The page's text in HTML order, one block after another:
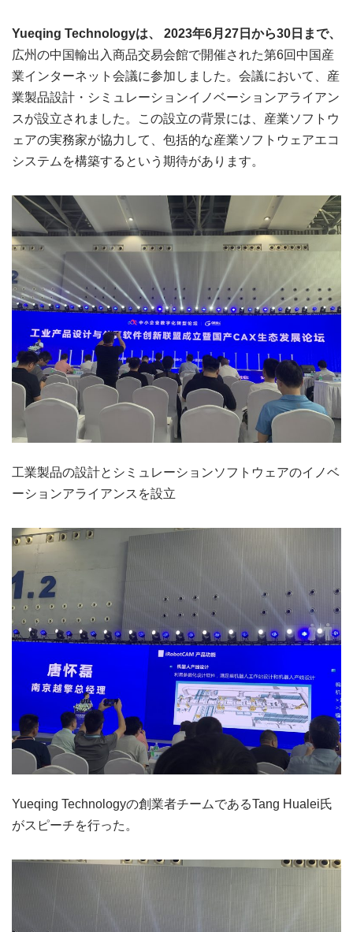
Yueqing Technologyは、 2023年6月27日から30日まで、
広州の中国輸出入商品交易会館で開催された第6回中国産
業インターネット会議に参加しました。会議において、産
業製品設計・シミュレーションイノベーションアライアン
スが設立されました。この設立の背景には、産業ソフトウ
ェアの実務家が協力して、包括的な産業ソフトウェアエコ
システムを構築するという期待があります。
工業製品の設計とシミュレーションソフトウェアのイノベ
ーションアライアンスを設立
Yueqing Technologyの創業者チームであるTang Hualei氏
がスピーチを行った。